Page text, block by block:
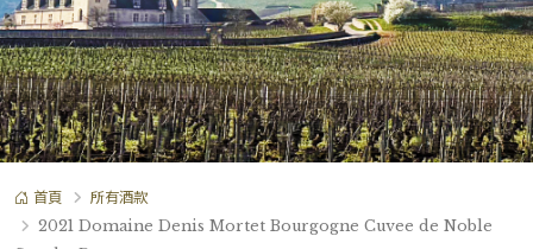
首頁
所有酒款
2021 Domaine Denis Mortet Bourgogne Cuvee de Noble